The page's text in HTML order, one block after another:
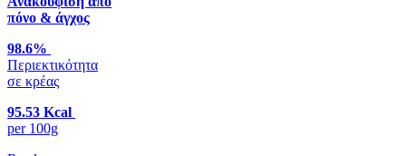
πόνο & άγχος
98.6%
Περιεκτικότητα
σε κρέας
95.53 Kcal
per 100g